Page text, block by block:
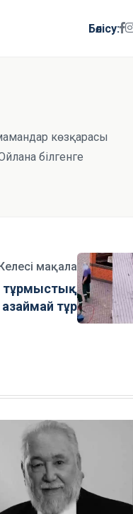
Бөлісу:
көзқарасы
білгенге
Келесі мақала
тұрмыстық
тұр